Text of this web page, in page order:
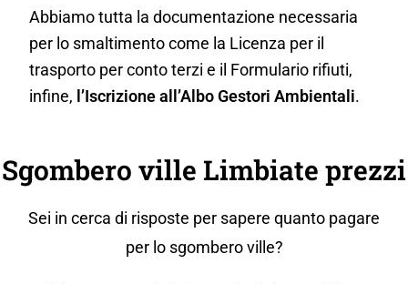
Abbiamo tutta la documentazione necessaria
per lo smaltimento come la Licenza per il
trasporto per conto terzi e il Formulario rifiuti,
infine, l’Iscrizione all’Albo Gestori Ambientali.
Sgombero ville Limbiate prezzi
Sei in cerca di risposte per sapere quanto pagare
per lo sgombero ville?